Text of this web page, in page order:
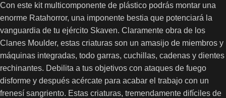
Con este kit multicomponente de plástico podrás montar una
enorme Ratahorror, una imponente bestia que potenciará la
vanguardia de tu ejército Skaven. Claramente obra de los
Clanes Moulder, estas criaturas son un amasijo de miembros y
máquinas integradas, todo garras, cuchillas, cadenas y dientes
rechinantes. Debilita a tus objetivos con ataques de fuego
disforme y después acércate para acabar el trabajo con un
frenesí sangriento. Estas criaturas, tremendamente difíciles de